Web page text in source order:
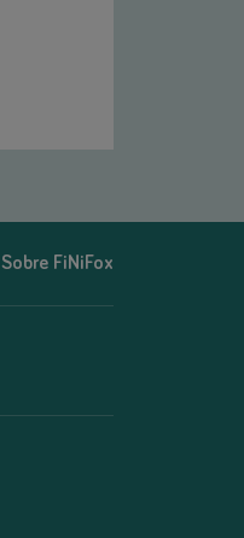
Sobre FiNiFox